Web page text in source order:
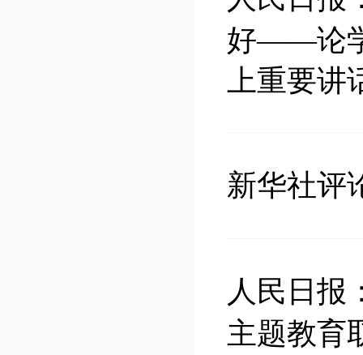
好——论
上重要讲
新华社评
人民日
主题教育